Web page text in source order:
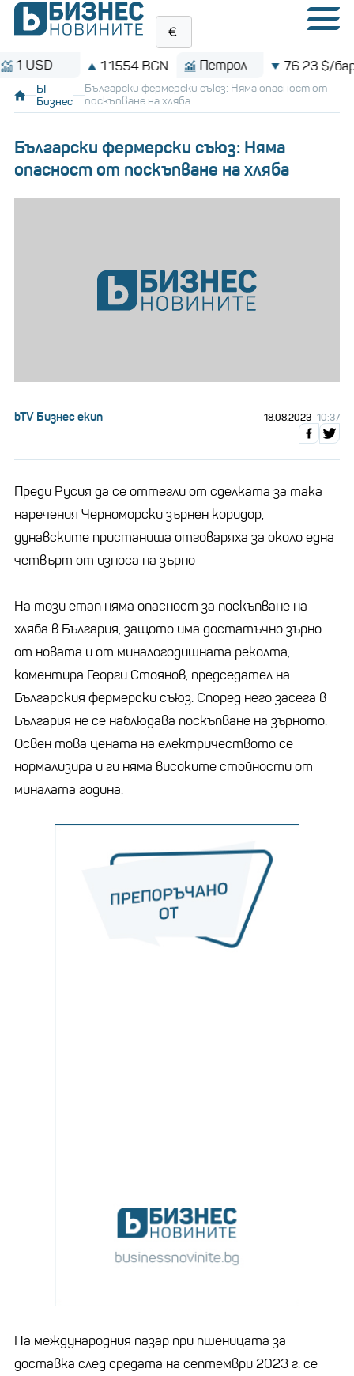
1.1554 BGN Петрол 76.23 $/барел
БГ
Бизнес
Български фермерски съюз: Няма опасност от
поскъпване на хляба
Български фермерски съюз: Няма
опасност от поскъпване на хляба
bTV Бизнес екип 18.08.2023 10:37
Преди Русия да се оттегли от сделката за така
наречения Черноморски зърнен коридор,
дунавските пристанища отговаряха за около една
четвърт от износа на зърно
На този етап няма опасност за поскъпване на
хляба в България, защото има достатъчно зърно
от новата и от миналогодишната реколта,
коментира Георги Стоянов, председател на
Българския фермерски съюз. Според него засега в
България не се наблюдава поскъпване на зърното.
Освен това цената на електричеството се
нормализира и ги няма високите стойности от
миналата година.
На международния пазар при пшеницата за
доставка след средата на септември 2023 г. се